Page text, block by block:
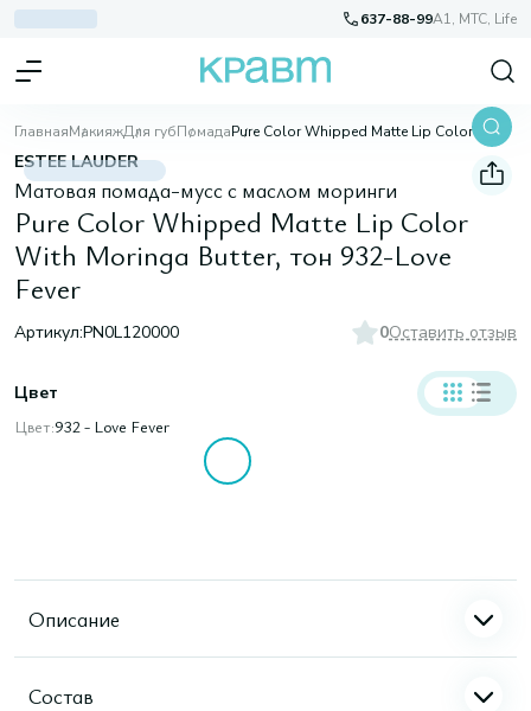
637-88-99A1, МТС, Life
ГлавнаяМакияжДля губПомада Pure Color Whipped Matte Lip Color With Moringa Butter, тон 932-Love Fever
ESTEE LAUDER
Матовая помада-мусс с маслом моринги
Pure Color Whipped Matte Lip Color
With Moringa Butter, тон 932-Love
Fever
Артикул:PN0L120000 0Оставить отзыв
Цвет
Цвет:932 - Love Fever
Описание
Состав